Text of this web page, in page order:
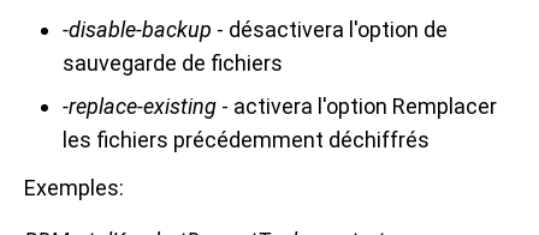
-disable-backup - désactivera l'option de
sauvegarde de fichiers
-replace-existing - activera l'option Remplacer
les fichiers précédemment déchiffrés
Exemples: